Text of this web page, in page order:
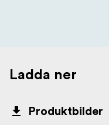
Ladda ner
Produktbilder